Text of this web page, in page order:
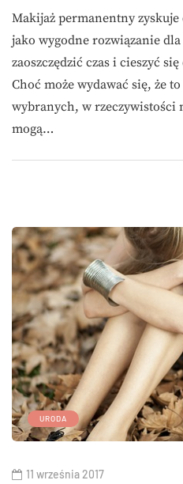
Makijaż permanentny
jako wygodne rozwiązanie
zaoszczędzić czas i cieszyć
Choć może wydawać się, że
wybranych, w rzeczywistości
mogą…
URODA
11 września 2017